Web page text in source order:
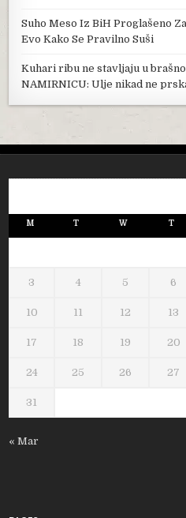
Suho Meso Iz BiH Proglašeno
Evo Kako Se Pravilno Suši
Kuhari ribu ne stavljaju u
NAMIRNICU: Ulje nikad ne
M T W T
3 4 5 6
10 11 12 13
17 18 19 20
24 25 26 27
31
« Mar